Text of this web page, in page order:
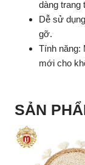
dàng trang
Dễ sử
gỡ.
Tính năng:
mới cho
SẢN